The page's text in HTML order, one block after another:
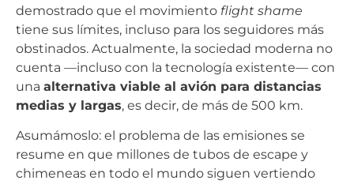
demostrado que el movimiento flight shame
tiene sus límites, incluso para los seguidores más
obstinados. Actualmente, la sociedad moderna no
cuenta —incluso con la tecnología existente— con
una alternativa viable al avión para distancias
medias y largas, es decir, de más de 500 km.
Asumámoslo: el problema de las emisiones se
resume en que millones de tubos de escape y
chimeneas en todo el mundo siguen vertiendo